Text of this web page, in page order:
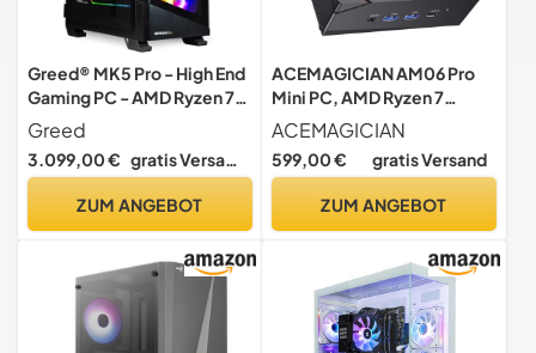
Greed® MK5 Pro - High End
Gaming PC - AMD Ryzen 7
7800X3D + Nvidia Geforce
RTX 5080 16GB - Schneller
RGB Computer + 4K
GHZ - 32 GB DDR5 RAM -
Greed
3.099,00 € gratis Versand
ZUM ANGEBOT
ACEMAGICIAN AM06 Pro
Mini PC, AMD Ryzen 7
5700U (8C/16T, bis zu
4.3Ghz),16GB DDR4 512GB
M.2 SSD Mini Computer mit
|BT5.2
ACEMAGICIAN
599,00 € gratis Versand
ZUM ANGEBOT